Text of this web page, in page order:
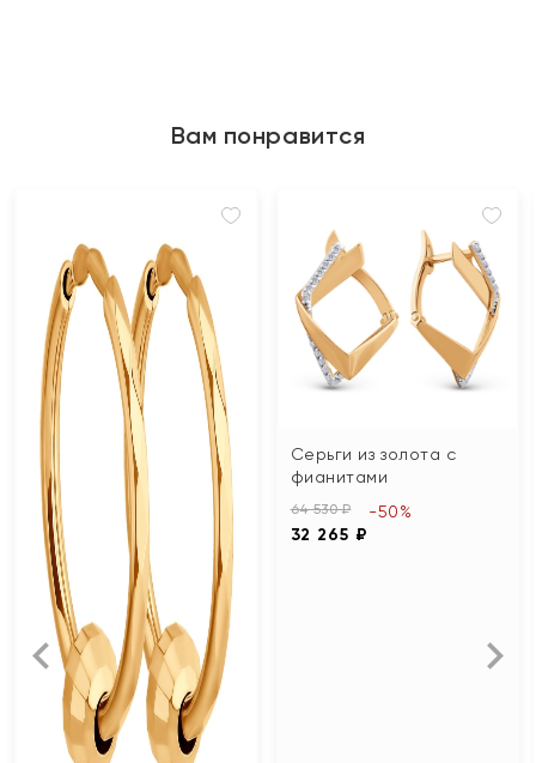
Вам понравится
Серьги из золота с
фианитами
64 530 ₽
32 265 ₽
-50%